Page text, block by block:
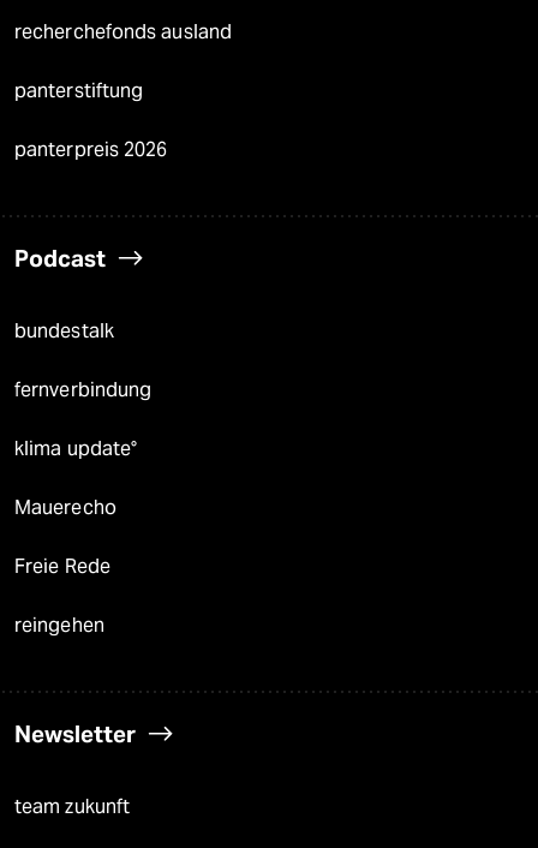
recherchefonds ausland
panterstiftung
panterpreis 2026
Podcast
bundestalk
fernverbindung
klima update°
Mauerecho
Freie Rede
reingehen
Newsletter
team zukunft